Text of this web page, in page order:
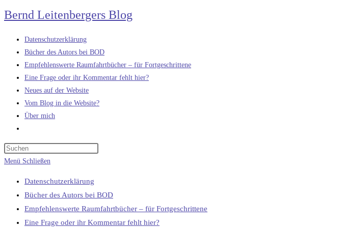
Zum
Inhalt
springen
Bernd Leitenbergers Blog
Datenschutzerklärung
Bücher des Autors bei BOD
Empfehlenswerte Raumfahrtbücher – für Fortgeschrittene
Eine Frage oder ihr Kommentar fehlt hier?
Neues auf der Website
Vom Blog in die Website?
Über mich
umschalten
Menü Schließen
Datenschutzerklärung
Bücher des Autors bei BOD
Empfehlenswerte Raumfahrtbücher – für Fortgeschrittene
Eine Frage oder ihr Kommentar fehlt hier?